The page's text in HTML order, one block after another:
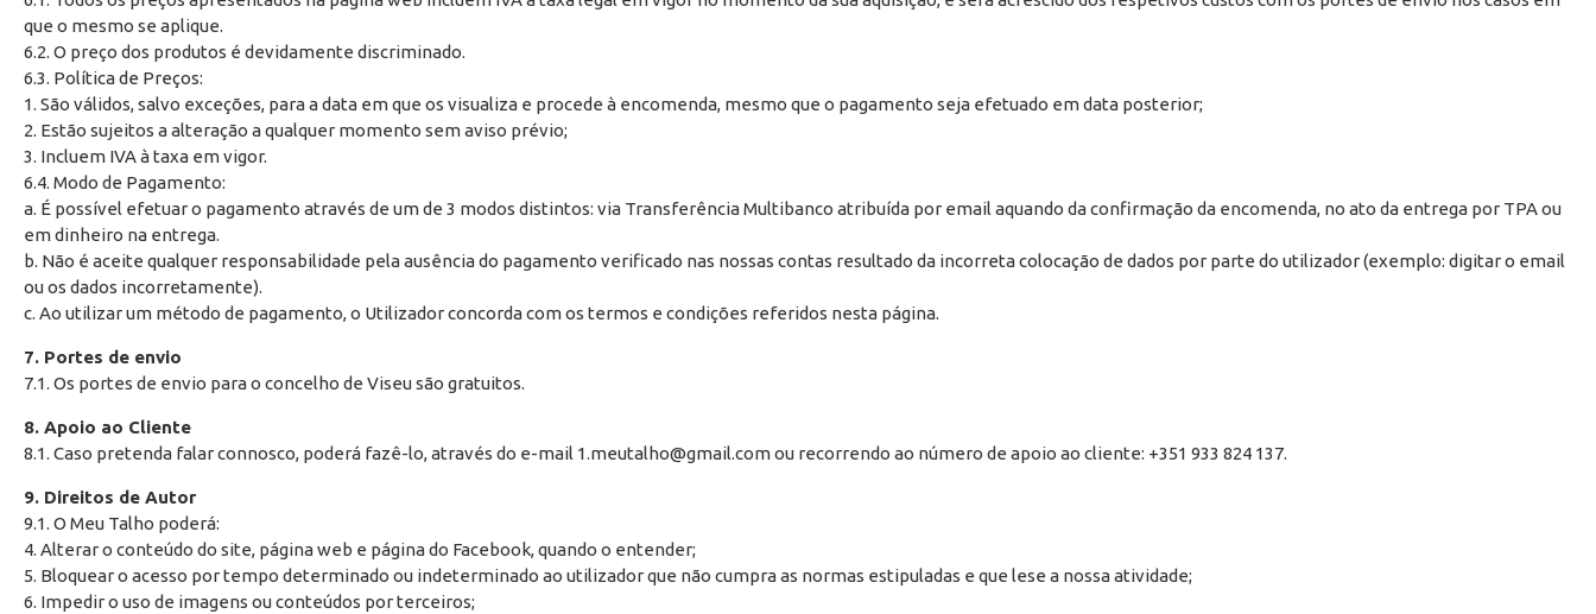
que o mesmo se aplique.
6.2. O preço dos produtos é devidamente discriminado.
6.3. Política de Preços:
1. São válidos, salvo exceções, para a data em que os visualiza e procede à encomenda, mesmo que o pagamento seja efetuado em data posterior;
2. Estão sujeitos a alteração a qualquer momento sem aviso prévio;
3. Incluem IVA à taxa em vigor.
6.4. Modo de Pagamento:
a. É possível efetuar o pagamento através de um de 3 modos distintos: via Transferência Multibanco atribuída por email aquando da confirmação da encomenda, no ato da entrega por TPA ou
em dinheiro na entrega.
b. Não é aceite qualquer responsabilidade pela ausência do pagamento verificado nas nossas contas resultado da incorreta colocação de dados por parte do utilizador (exemplo: digitar o email
ou os dados incorretamente).
c. Ao utilizar um método de pagamento, o Utilizador concorda com os termos e condições referidos nesta página.
7. Portes de envio
7.1. Os portes de envio para o concelho de Viseu são gratuitos.
8. Apoio ao Cliente
8.1. Caso pretenda falar connosco, poderá fazê-lo, através do e-mail 1.meutalho@gmail.com ou recorrendo ao número de apoio ao cliente: +351 933 824 137.
9. Direitos de Autor
9.1. O Meu Talho poderá:
4. Alterar o conteúdo do site, página web e página do Facebook, quando o entender;
5. Bloquear o acesso por tempo determinado ou indeterminado ao utilizador que não cumpra as normas estipuladas e que lese a nossa atividade;
6. Impedir o uso de imagens ou conteúdos por terceiros;